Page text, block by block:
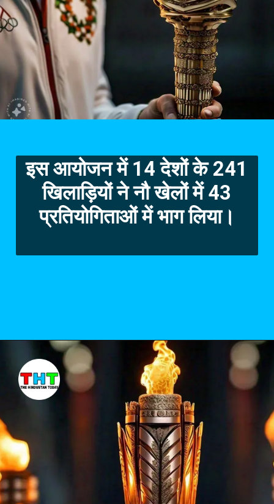
इस आयोजन में 14 देशों के 241
खिलाड़ियों ने नौ खेलों में 43
प्रतियोगिताओं में भाग लिया।